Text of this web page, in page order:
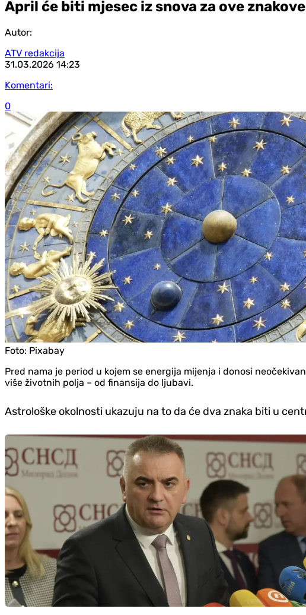
April će biti mjesec iz snova za ove znakove
Autor:
ATV redakcija
31.03.2026 14:23
Komentari:
0
Foto: Pixabay
Pred nama je period u kojem se energija mijenja i donosi
više životnih polja – od finansija do ljubavi.
Astrološke okolnosti ukazuju na to da će dva znaka biti u